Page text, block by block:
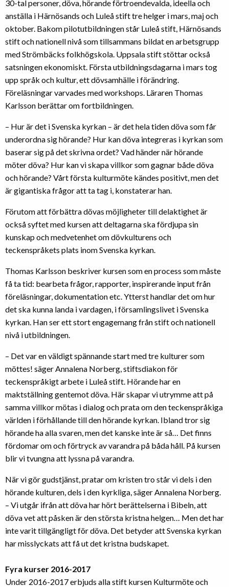
30-tal personer, döva, hörande förtroendevalda, ideella och
anställa i Härnösands och Luleå stift tre helger i mars, maj och
oktober. Bakom pilotutbildningen står Luleå stift, Härnösands
stift och nationell nivå som tillsammans bildat en arbetsgrupp
med Strömbäcks folkhögskola. Uppsala stift stöttar också
satsningen ekonomiskt. Första utbildningsdagarna i mars tog
upp språk och kultur, ett dövsamhälle i förändring.
Föreläsningar varvades med workshops. Läraren Thomas
Karlsson berättar om fortbildningen.
– Hur är det i Svenska kyrkan – är det hela tiden döva som får
underordna sig hörande? Hur kan döva integreras i kyrkan som
baserar sig på det skrivna ordet? Vad händer när hörande
möter döva? Hur kan vi skapa villkor som gagnar både döva
och hörande? Vårt första kulturmöte kändes positivt, men det
är gigantiska frågor att ta tag i, konstaterar han.
Förutom att förbättra dövas möjligheter till delaktighet är
också syftet med kursen att deltagarna ska fördjupa sin
kunskap och medvetenhet om dövkulturens och
teckenspråkets plats inom Svenska kyrkan.
Thomas Karlsson beskriver kursen som en process som måste
få ta tid: bearbeta frågor, rapporter, inspirerande input från
föreläsningar, dokumentation etc. Ytterst handlar det om hur
det ska kunna landa i vardagen, i församlingslivet i Svenska
kyrkan. Han ser ett stort engagemang från stift och nationell
nivå i utbildningen.
– Det var en väldigt spännande start med tre kulturer som
möttes! säger Annalena Norberg, stiftsdiakon för
teckenspråkigt arbete i Luleå stift. Hörande har en
maktställning gentemot döva. Här skapar vi utrymme att på
samma villkor mötas i dialog och prata om den teckenspråkiga
världen i förhållande till den hörande kyrkan. Ibland tror sig
hörande ha alla svaren, men det kanske inte är så… Det finns
fördomar om och förtryck av varandra på båda håll. På kursen
blir vi tvungna att lyssna på varandra.
När vi gör gudstjänst, pratar om kristen tro står vi dels i den
hörande kulturen, dels i den kyrkliga, säger Annalena Norberg.
– Vi utgår ifrån att döva har hört berättelserna i Bibeln, att
döva vet att påsken är den största kristna helgen… Men det har
inte varit tillgängligt för döva. Det betyder att Svenska kyrkan
har misslyckats att få ut det kristna budskapet.
Fyra kurser 2016-2017
Under 2016-2017 erbjuds alla stift kursen Kulturmöte och